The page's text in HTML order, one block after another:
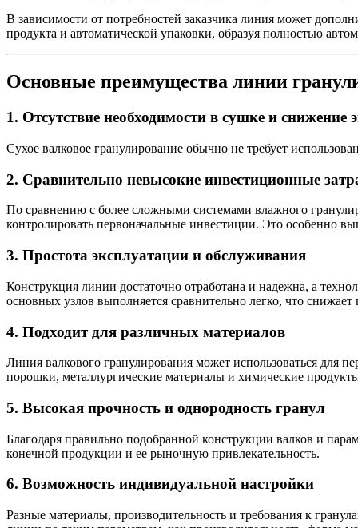
В зависимости от потребностей заказчика линия может
продукта и автоматической упаковки, образуя полностью
Основные преимущества линии
1. Отсутствие необходимости в сушке и снижение
Сухое валковое гранулирование обычно не требует
2. Сравнительно невысокие инвестиционные
По сравнению с более сложными системами влажного
контролировать первоначальные инвестиции. Это особенно
3. Простота эксплуатации и обслуживания
Конструкция линии достаточно отработана и надежна, а
основных узлов выполняется сравнительно легко, что снижает
4. Подходит для различных материалов
Линия валкового гранулирования может использоваться для
порошки, металлургические материалы и химические
5. Высокая прочность и однородность гранул
Благодаря правильно подобранной конструкции валков и
конечной продукции и ее рыночную привлекательность.
6. Возможность индивидуальной настройки
Разные материалы, производительность и требования к